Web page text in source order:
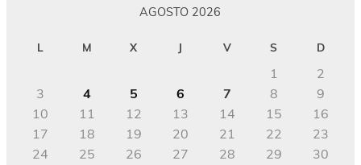
AGOSTO 2026
L M X J V S D
1
2
3
4 5 6 7 8
9
10
11 12 13 14 15
16
17
18 19 20 21 22
23
24
25 26 27 28 29
30